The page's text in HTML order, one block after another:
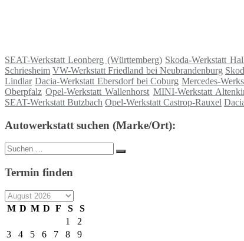
SEAT-Werkstatt Leonberg (Württemberg) Skoda-Werkstatt
Schriesheim VW-Werkstatt Friedland bei Neubrandenburg
Lindlar Dacia-Werkstatt Ebersdorf bei Coburg Mercedes-
Oberpfalz Opel-Werkstatt Wallenhorst MINI-Werkstatt
SEAT-Werkstatt Butzbach Opel-Werkstatt Castrop-Rauxel
Autowerkstatt suchen (Marke/Ort):
Suche
nach:
Suchen
Termin finden
M D M D F S
S
1
2
3
4 5 6 7 8
9